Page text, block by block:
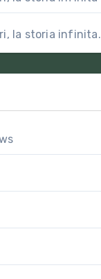
la storia infinita.